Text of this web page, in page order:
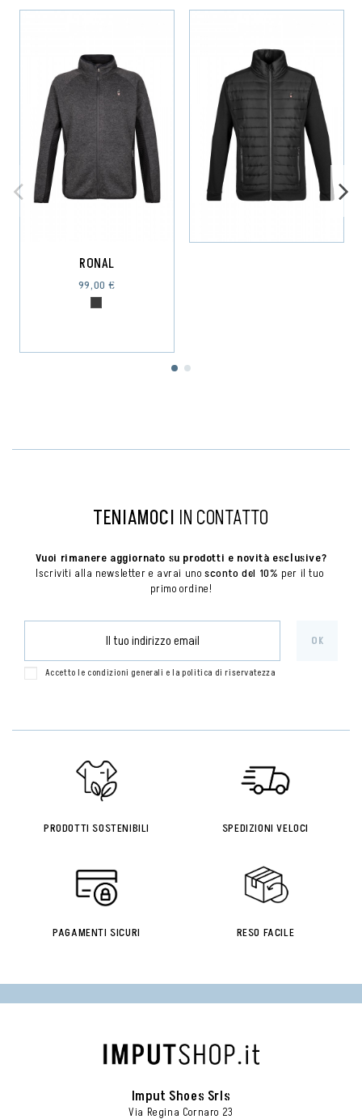
RONAL
99,00 €
TENIAMOCI IN CONTATTO
Vuoi rimanere aggiornato su prodotti e novità esclusive?
Iscriviti alla newsletter e avrai uno sconto del 10% per il tuo
primo ordine!
Accetto le condizioni generali e la politica di riservatezza
PRODOTTI SOSTENIBILI SPEDIZIONI VELOCI
PAGAMENTI SICURI RESO FACILE
Imput Shoes Srls
Via Regina Cornaro 23